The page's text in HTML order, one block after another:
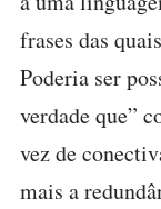
frases das
Poderia ser
verdade que”
vez de
mais a